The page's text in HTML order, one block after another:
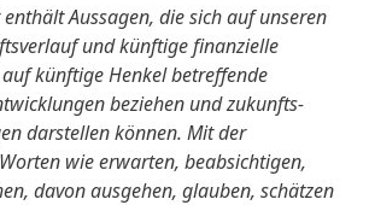
Aussagen, die sich auf unseren
und künftige finanzielle
künftige Henkel betreffende
beziehen und zukunfts­
darstellen können. Mit der
wie erwarten, beabsichtigen,
davon ausgehen, glauben, schätzen